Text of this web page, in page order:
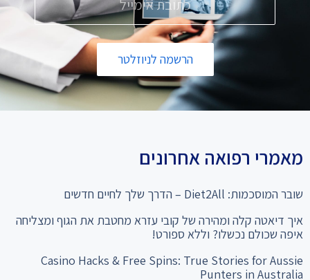
הרשמה לניוזלטר
שובר המוסכמות: Diet2All – הדרך שלך לחיים חדשים
איך דיאטה קלה ומהירה של קובי עזרא מחטבת את הגוף ומצליחה
Casino Hacks & Free Spins: True Stories for Aussie